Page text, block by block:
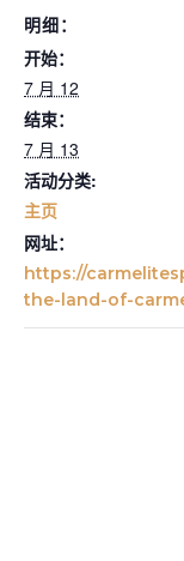
明细：
开始：
7 月 12
结束：
7 月 13
活动分类:
主页
网址：
https://
the-land-of-